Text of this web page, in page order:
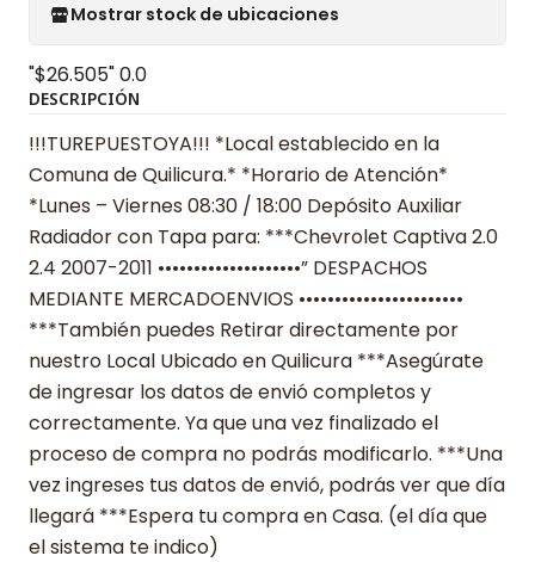
Mostrar stock de ubicaciones
"$26.505"0.0
DESCRIPCIÓN
!!!TUREPUESTOYA!!! *Local establecido en la
Comuna de Quilicura.* *Horario de Atención*
*Lunes – Viernes 08:30 / 18:00 Depósito Auxiliar
Radiador con Tapa para: ***Chevrolet Captiva 2.0
2.4 2007-2011 ••••••••••••••••••••” DESPACHOS
MEDIANTE MERCADOENVIOS •••••••••••••••••••••••
***También puedes Retirar directamente por
nuestro Local Ubicado en Quilicura ***Asegúrate
de ingresar los datos de envió completos y
correctamente. Ya que una vez finalizado el
proceso de compra no podrás modificarlo. ***Una
vez ingreses tus datos de envió, podrás ver que día
llegará ***Espera tu compra en Casa. (el día que
el sistema te indico)